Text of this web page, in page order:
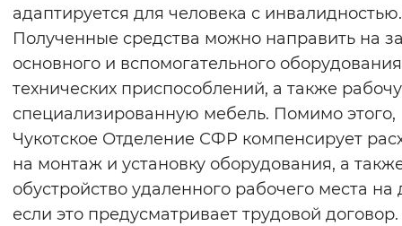
Воспроизвести Остановить
Вернуть стандартные настройки
адаптируется для человека с инвалидностью.
Полученные средства можно направить на
основного и вспомогательного
технических приспособлений, а также
специализированную мебель. Помимо этого,
Чукотское Отделение СФР компенсирует
на монтаж и установку оборудования, а
обустройство удаленного рабочего места на
если это предусматривает трудовой договор.